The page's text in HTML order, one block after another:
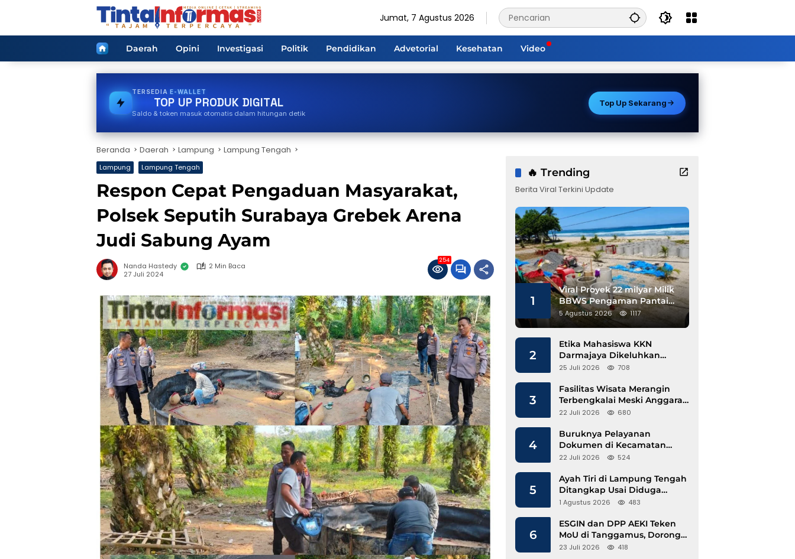
Jumat, 7 Agustus 2026
HomeDaerah Opini Investigasi Politik Pendidikan Advetorial Kesehatan Video
TERSEDIA VOUCHER GAME
TOP UP PRODUK DIGITAL
Saldo & token masuk otomatis dalam hitungan detik
Top Up Sekarang
Beranda Daerah Lampung Lampung Tengah
Lampung Lampung Tengah
Respon Cepat Pengaduan Masyarakat,
Polsek Seputih Surabaya Grebek Arena
Judi Sabung Ayam
Nanda Hastedy
2 Min Baca
27 Juli 2024
254
🔥 Trending
Berita Viral Terkini Update
1
Viral Proyek 22 milyar Milik
BBWS Pengaman Pantai
Pesisir Barat Diduga
Gunakan Besi Banci
5 Agustus 2026 1117
2
Etika Mahasiswa KKN
Darmajaya Dikeluhkan
Kepala Pekon Sinar Jawa
25 Juli 2026 708
3
Fasilitas Wisata Merangin
Terbengkalai Meski Anggaran
Perawatan Terus Mengalir
22 Juli 2026 680
4
Buruknya Pelayanan
Dokumen di Kecamatan
Pangkalan Susu, Kinerja
22 Juli 2026 524
5
Ayah Tiri di Lampung Tengah
Ditangkap Usai Diduga
Hamili Anak di Bawah Umur
1 Agustus 2026 483
6
ESGIN dan DPP AEKI Teken
MoU di Tanggamus, Dorong
Ekonomi Hijau Berbasis Kopi
23 Juli 2026 418